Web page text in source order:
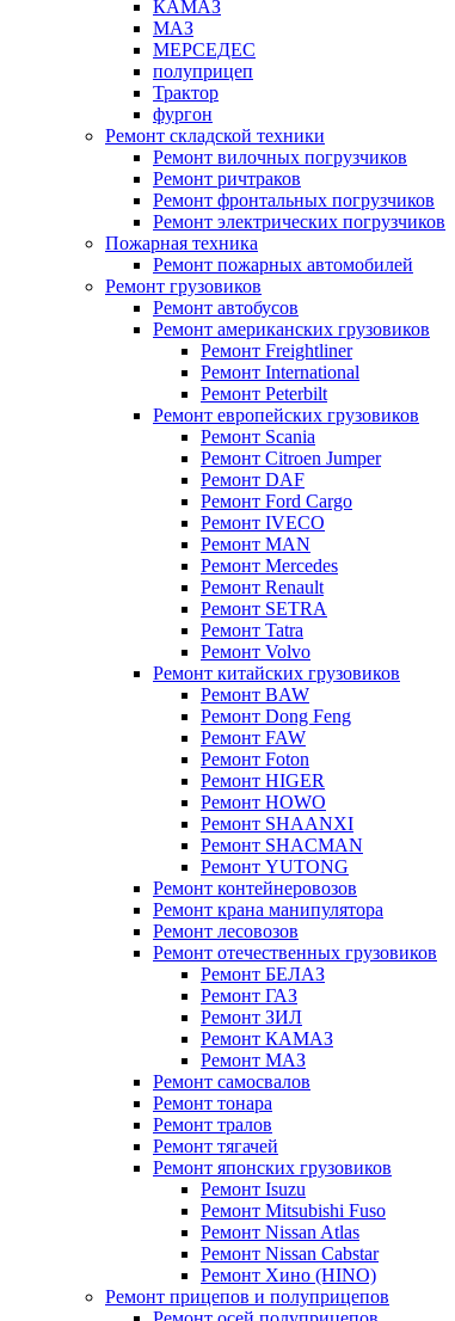
КАМАЗ
МАЗ
МЕРСЕДЕС
полуприцеп
Трактор
фургон
Ремонт складской техники
Ремонт вилочных погрузчиков
Ремонт ричтраков
Ремонт фронтальных погрузчиков
Ремонт электрических погрузчиков
Пожарная техника
Ремонт пожарных автомобилей
Ремонт грузовиков
Ремонт автобусов
Ремонт американских грузовиков
Ремонт Freightliner
Ремонт International
Ремонт Peterbilt
Ремонт европейских грузовиков
Ремонт Scania
Ремонт Citroen Jumper
Ремонт DAF
Ремонт Ford Cargo
Ремонт IVECO
Ремонт MAN
Ремонт Mercedes
Ремонт Renault
Ремонт SETRA
Ремонт Tatra
Ремонт Volvo
Ремонт китайских грузовиков
Ремонт BAW
Ремонт Dong Feng
Ремонт FAW
Ремонт Foton
Ремонт HIGER
Ремонт HOWO
Ремонт SHAANXI
Ремонт SHACMAN
Ремонт YUTONG
Ремонт контейнеровозов
Ремонт крана манипулятора
Ремонт лесовозов
Ремонт отечественных грузовиков
Ремонт БЕЛАЗ
Ремонт ГАЗ
Ремонт ЗИЛ
Ремонт КАМАЗ
Ремонт МАЗ
Ремонт самосвалов
Ремонт тонара
Ремонт тралов
Ремонт тягачей
Ремонт японских грузовиков
Ремонт Isuzu
Ремонт Mitsubishi Fuso
Ремонт Nissan Atlas
Ремонт Nissan Cabstar
Ремонт Хино (HINO)
Ремонт прицепов и полуприцепов